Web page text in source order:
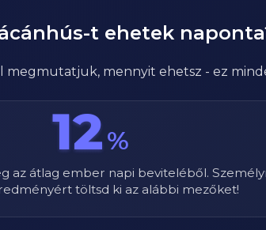
-t ehetek
mennyit ehetsz - ez
12%
az átlag ember napi beviteléből.
töltsd ki az alábbi mezőket!